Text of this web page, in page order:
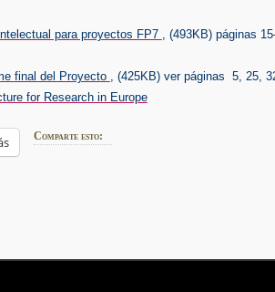
para proyectos FP7 , (493KB) páginas
final del Proyecto , (425KB) ver páginas 5, 25,
for Research in Europe
Comparte esto: